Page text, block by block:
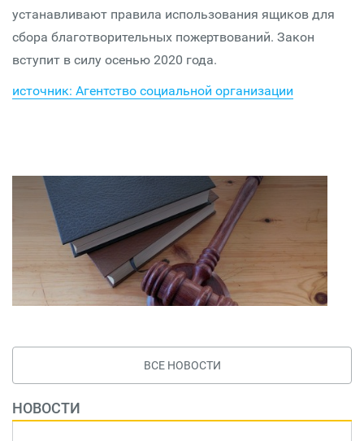
устанавливают правила использования ящиков для
сбора благотворительных пожертвований. Закон
вступит в силу осенью 2020 года.
источник: Агентство социальной организации
ВСЕ НОВОСТИ
НОВОСТИ